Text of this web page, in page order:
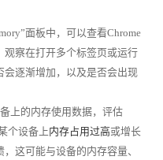
面板中，可以查看Chrome
察在打开多个标签页或运行
逐渐增加，以及是否会出现
上的内存使用数据，评估
个设备上内存占用过高或增长
这可能与设备的内存容量、